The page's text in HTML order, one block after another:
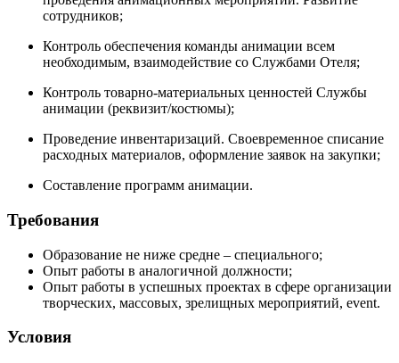
сотрудников;
Контроль обеспечения команды анимации всем
необходимым, взаимодействие со Службами Отеля;
Контроль товарно-материальных ценностей Службы
анимации (реквизит/костюмы);
Проведение инвентаризаций. Своевременное списание
расходных материалов, оформление заявок на закупки;
Составление программ анимации.
Требования
Образование не ниже средне – специального;
Опыт работы в аналогичной должности;
Опыт работы в успешных проектах в сфере организации
творческих, массовых, зрелищных мероприятий, event.
Условия